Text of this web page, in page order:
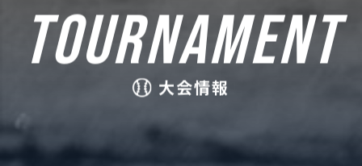
TOURNAMENT
大会情報